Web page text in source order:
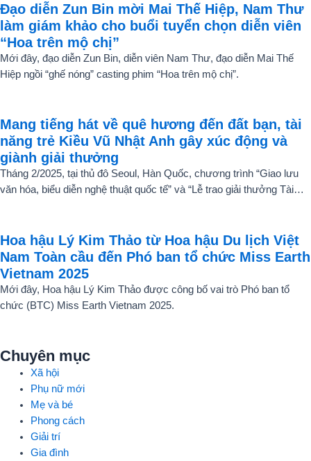
Đạo diễn Zun Bin mời Mai Thế Hiệp, Nam Thư
làm giám khảo cho buổi tuyển chọn diễn viên
“Hoa trên mộ chị”
Mới đây, đạo diễn Zun Bin, diễn viên Nam Thư, đạo diễn Mai Thế
Hiệp ngồi “ghế nóng” casting phim “Hoa trên mộ chị”.
Mang tiếng hát về quê hương đến đất bạn, tài
năng trẻ Kiều Vũ Nhật Anh gây xúc động và
giành giải thưởng
Tháng 2/2025, tại thủ đô Seoul, Hàn Quốc, chương trình “Giao lưu
văn hóa, biểu diễn nghệ thuật quốc tế” và “Lễ trao giải thưởng Tài
Vũ Nhật Anh, chàng trai tuổi teen đến từ Hà Nội, Việt Nam, đã gây
ấn tượng mạnh với giọng hát trữ tình sâu lắng, mang đậm hơi thở
quê hương.
Hoa hậu Lý Kim Thảo từ Hoa hậu Du lịch Việt
Nam Toàn cầu đến Phó ban tổ chức Miss Earth
Vietnam 2025
Mới đây, Hoa hậu Lý Kim Thảo được công bố vai trò Phó ban tổ
chức (BTC) Miss Earth Vietnam 2025.
Chuyên mục
Xã hội
Phụ nữ mới
Mẹ và bé
Phong cách
Giải trí
Gia đình